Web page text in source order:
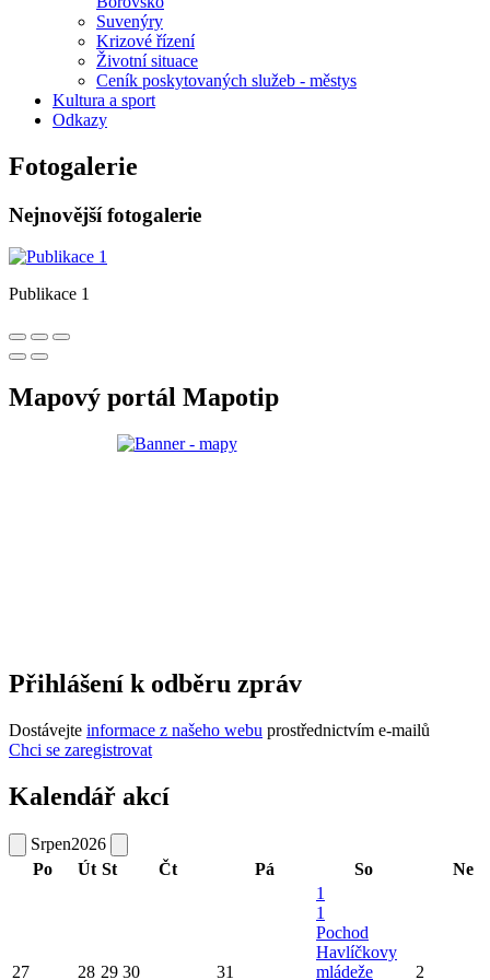
Suvenýry
Krizové řízení
Životní situace
Ceník poskytovaných služeb - městys
Kultura a sport
Odkazy
Fotogalerie
Nejnovější fotogalerie
Publikace 1
Mapový portál Mapotip
Přihlášení k odběru zpráv
Dostávejte informace z našeho webu prostřednictvím e-mailů
Chci se zaregistrovat
Kalendář akcí
Srpen2026
Po
Út St Čt Pá So Ne
27 28 29 30 31
1
1
Pochod
Havlíčkovy
mládeže
2